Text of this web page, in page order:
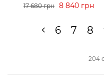
17 680 грн 8 840 грн
6 7 8
204